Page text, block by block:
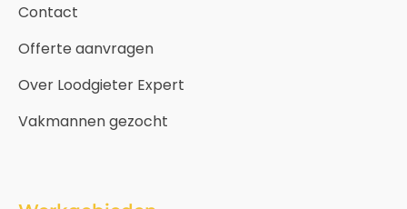
Contact
Offerte aanvragen
Over Loodgieter Expert
Vakmannen gezocht